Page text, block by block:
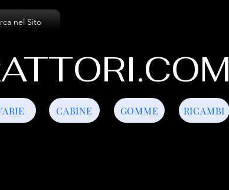
nel Sito
GOMME
CABINE RICAMBI